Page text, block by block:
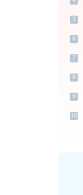
5
6
7
8
9
10